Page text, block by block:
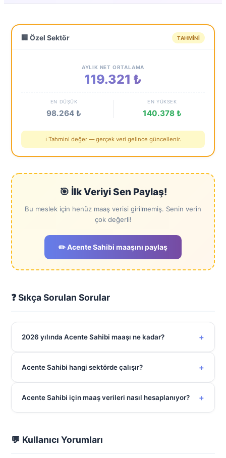
🏢 Özel Sektör TAHMINI
AYLIK NET ORTALAMA
119.321 ₺
EN DÜŞÜK
98.264 ₺
EN YÜKSEK
140.378 ₺
ℹ️ Tahmini değer — gerçek veri gelince güncellenir.
🎯 İlk Veriyi Sen Paylaş!
Bu meslek için henüz maaş verisi girilmemiş. Senin verin
çok değerli!
✏️ Acente Sahibi maaşını paylaş
❓ Sıkça Sorulan Sorular
2026 yılında Acente Sahibi maaşı ne kadar? +
Acente Sahibi hangi sektörde çalışır? +
Acente Sahibi için maaş verileri nasıl hesaplanıyor? +
💬 Kullanıcı Yorumları